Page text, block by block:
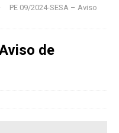
PE 09/2024-SESA – Aviso
de